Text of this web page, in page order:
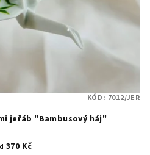
jeřáb "Bambusový háj"
370 Kč
KÓD: 7012/JER